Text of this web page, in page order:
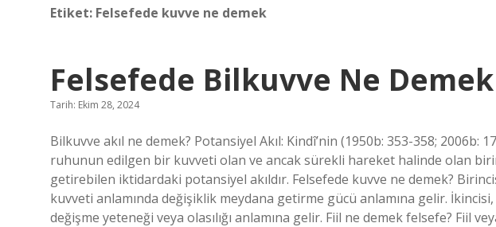
Etiket: Felsefede kuvve ne demek
Felsefede Bilkuvve Ne Demek
Tarih: Ekim 28, 2024
Bilkuvve akıl ne demek? Potansiyel Akıl: Kindî’nin (1950b: 353-358; 2006b:
ruhunun edilgen bir kuvveti olan ve ancak sürekli hareket halinde olan
getirebilen iktidardaki potansiyel akıldır. Felsefede kuvve ne demek?
kuvveti anlamında değişiklik meydana getirme gücü anlamına gelir.
değişme yeteneği veya olasılığı anlamına gelir. Fiil ne demek felsefe? Fiil